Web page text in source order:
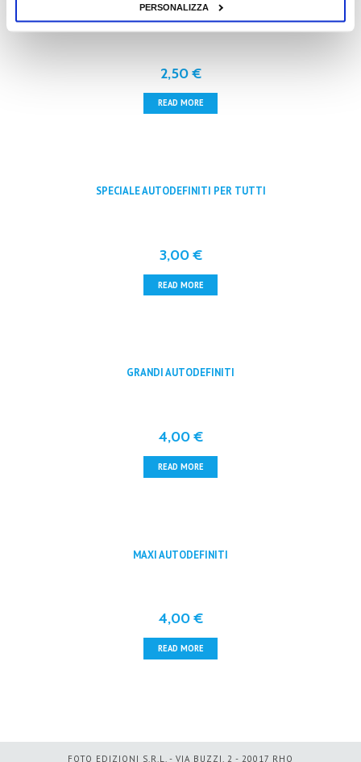
PERSONALIZZA
SPECIALE TUTTO PUZZLE
2,50€
READ MORE
SPECIALE AUTODEFINITI PER TUTTI
3,00€
READ MORE
GRANDI AUTODEFINITI
4,00€
READ MORE
MAXI AUTODEFINITI
4,00€
READ MORE
FOTO EDIZIONI S.R.L. - VIA BUZZI, 2 - 20017 RHO